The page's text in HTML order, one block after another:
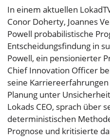
In einem aktuellen
Conor Doherty, Joannes
Powell probabilistische
Entscheidungsfindung in
Powell, ein pensionierter
Chief Innovation Officer
seine
Planung unter
Lokads CEO, sprach über
deterministischen
Prognose und kritisierte